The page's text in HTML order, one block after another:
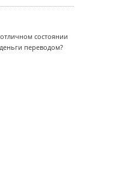
состоянии
переводом?